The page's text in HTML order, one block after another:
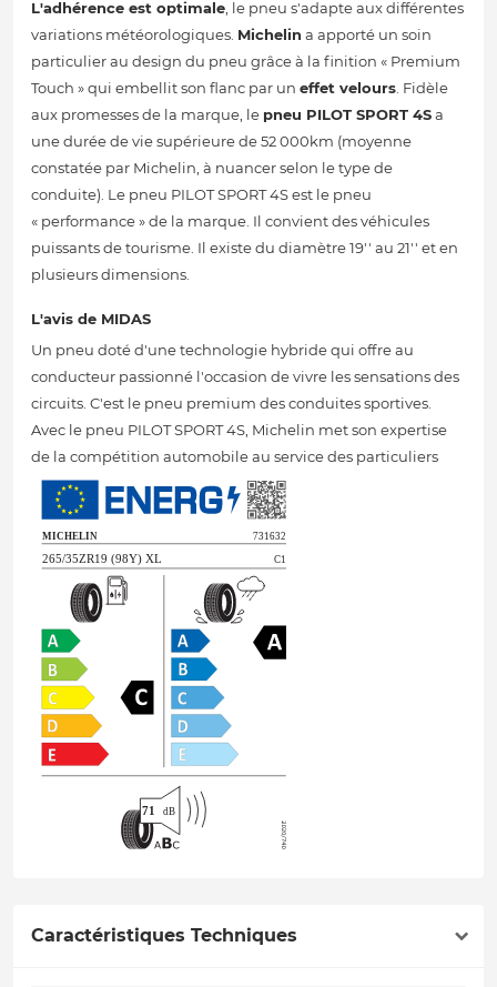
L'adhérence est optimale, le pneu s'adapte aux différentes
variations météorologiques. Michelin a apporté un soin
particulier au design du pneu grâce à la finition « Premium
Touch » qui embellit son flanc par un effet velours. Fidèle
aux promesses de la marque, le pneu PILOT SPORT 4Sa
une durée de vie supérieure de 52 000km (moyenne
constatée par Michelin, à nuancer selon le type de
conduite). Le pneu PILOT SPORT 4S est le pneu
« performance » de la marque. Il convient des véhicules
puissants de tourisme. Il existe du diamètre 19'' au 21'' et en
plusieurs dimensions.
L'avis de MIDAS
Un pneu doté d'une technologie hybride qui offre au
conducteur passionné l'occasion de vivre les sensations des
circuits. C'est le pneu premium des conduites sportives.
Avec le pneu PILOT SPORT 4S, Michelin met son expertise
de la compétition automobile au service des particuliers
Caractéristiques Techniques